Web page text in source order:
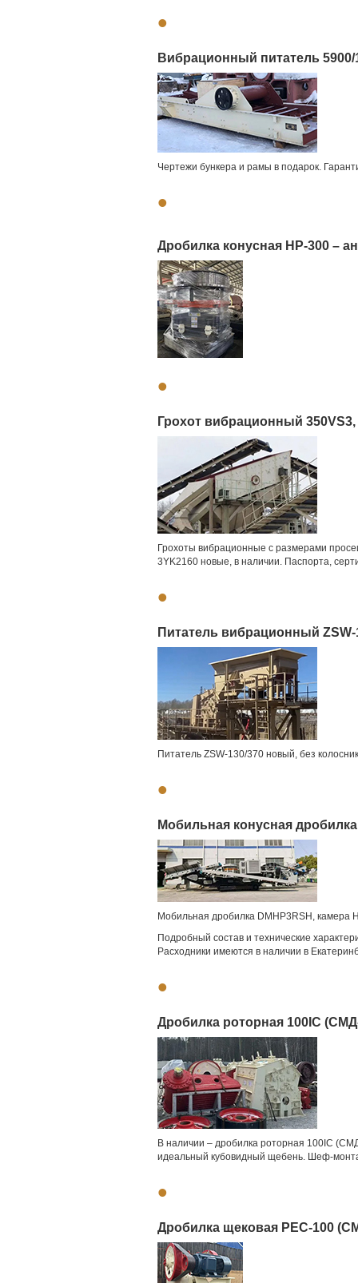
•
Вибрационный питатель 5900/
Чертежи бункера и рамы в подарок.
•
Дробилка конусная HP-300 –
•
Грохот вибрационный
Грохоты вибрационные с размерами
3YK2160 новые, в наличии. Паспорта,
•
Питатель вибрационный ZSW-
Питатель ZSW-130/370 новый, без
•
Мобильная конусная дробилка
Мобильная дробилка DMHP3RSH, камера
Подробный состав и технические
Расходники имеются в наличии в
•
Дробилка роторная 100IC
В наличии – дробилка роторная 100IC
идеальный кубовидный щебень. Шеф-
•
Дробилка щековая PEC-100